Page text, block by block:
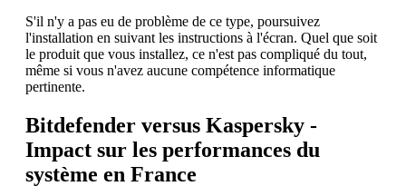
S'il n'y a pas eu de problème de ce type, poursuivez
l'installation en suivant les instructions à l'écran. Quel que soit
le produit que vous installez, ce n'est pas compliqué du tout,
même si vous n'avez aucune compétence informatique
pertinente.
Bitdefender versus Kaspersky -
Impact sur les performances du
système en France